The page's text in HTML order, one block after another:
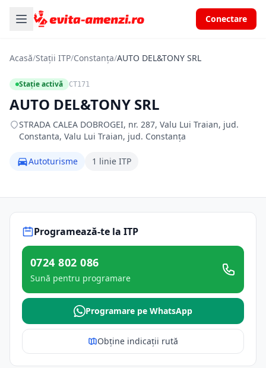
Conectare
Acasă/Stații ITP/Constanța/AUTO DEL&TONY SRL
Stație activă CT171
AUTO DEL&TONY SRL
STRADA CALEA DOBROGEI, nr. 287, Valu Lui Traian, jud.
Constanta, Valu Lui Traian, jud. Constanța
Autoturisme 1 linie ITP
Programează-te la ITP
0724 802 086
Sună pentru programare
Programare pe WhatsApp
Obține indicații rută